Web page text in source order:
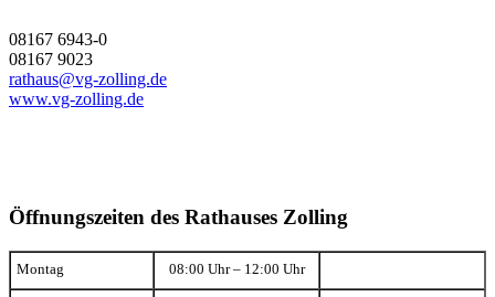
08167 6943-0
08167 9023
rathaus@vg-zolling.de
www.vg-zolling.de
Öffnungszeiten des Rathauses Zolling
Montag 08:00 Uhr – 12:00 Uhr